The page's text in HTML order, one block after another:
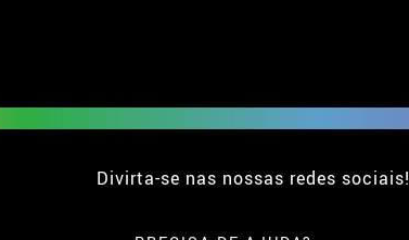
Divirta-se nas nossas redes sociais!